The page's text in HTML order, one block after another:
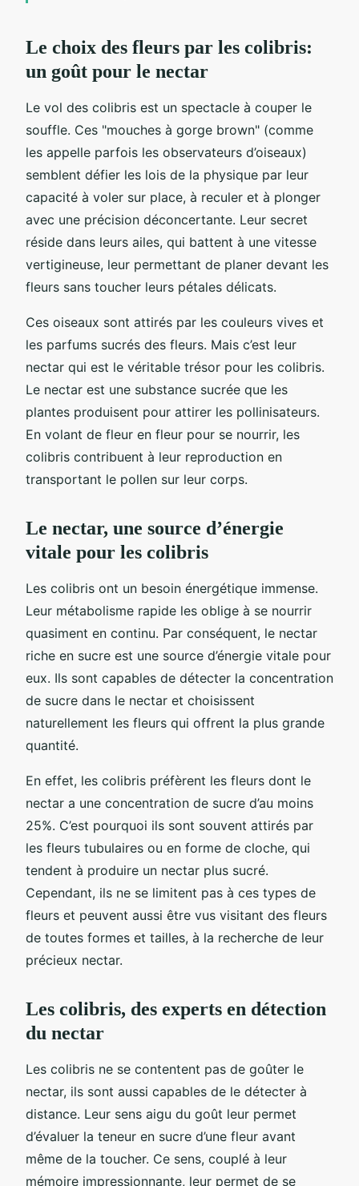
Le choix des fleurs par les colibris:
un goût pour le nectar
Le vol des colibris est un spectacle à couper le
souffle. Ces "mouches à gorge brown" (comme
les appelle parfois les observateurs d’oiseaux)
semblent défier les lois de la physique par leur
capacité à voler sur place, à reculer et à plonger
avec une précision déconcertante. Leur secret
réside dans leurs ailes, qui battent à une vitesse
vertigineuse, leur permettant de planer devant les
fleurs sans toucher leurs pétales délicats.
Ces oiseaux sont attirés par les couleurs vives et
les parfums sucrés des fleurs. Mais c’est leur
nectar qui est le véritable trésor pour les colibris.
Le nectar est une substance sucrée que les
plantes produisent pour attirer les pollinisateurs.
En volant de fleur en fleur pour se nourrir, les
colibris contribuent à leur reproduction en
transportant le pollen sur leur corps.
Le nectar, une source d’énergie
vitale pour les colibris
Les colibris ont un besoin énergétique immense.
Leur métabolisme rapide les oblige à se nourrir
quasiment en continu. Par conséquent, le nectar
riche en sucre est une source d’énergie vitale pour
eux. Ils sont capables de détecter la concentration
de sucre dans le nectar et choisissent
naturellement les fleurs qui offrent la plus grande
quantité.
En effet, les colibris préfèrent les fleurs dont le
nectar a une concentration de sucre d’au moins
25%. C’est pourquoi ils sont souvent attirés par
les fleurs tubulaires ou en forme de cloche, qui
tendent à produire un nectar plus sucré.
Cependant, ils ne se limitent pas à ces types de
fleurs et peuvent aussi être vus visitant des fleurs
de toutes formes et tailles, à la recherche de leur
précieux nectar.
Les colibris, des experts en détection
du nectar
Les colibris ne se contentent pas de goûter le
nectar, ils sont aussi capables de le détecter à
distance. Leur sens aigu du goût leur permet
d’évaluer la teneur en sucre d’une fleur avant
même de la toucher. Ce sens, couplé à leur
mémoire impressionnante, leur permet de se